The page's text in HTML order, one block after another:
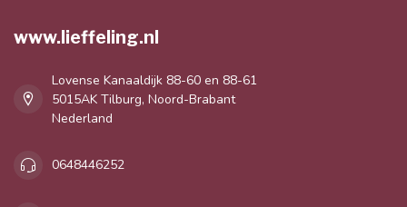
www.lieffeling.nl
Lovense Kanaaldijk 88-60 en 88-61
5015AK Tilburg, Noord-Brabant
Nederland
0648446252